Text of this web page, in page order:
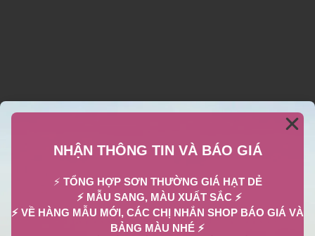
NHẬN THÔNG TIN VÀ BÁO GIÁ
⚡ TỔNG HỢP SƠN THƯỜNG GIÁ HẠT DẺ
⚡ MẪU SANG, MÀU XUẤT SẮC ⚡
⚡ VỀ HÀNG MẪU MỚI, CÁC CHỊ NHẮN SHOP BÁO GIÁ VÀ
BẢNG MÀU NHÉ ⚡